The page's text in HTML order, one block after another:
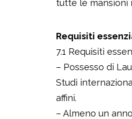
tutte le mansioni
Requisiti
7.1 Requisiti
– Possesso di
Studi
affini.
– Almeno un